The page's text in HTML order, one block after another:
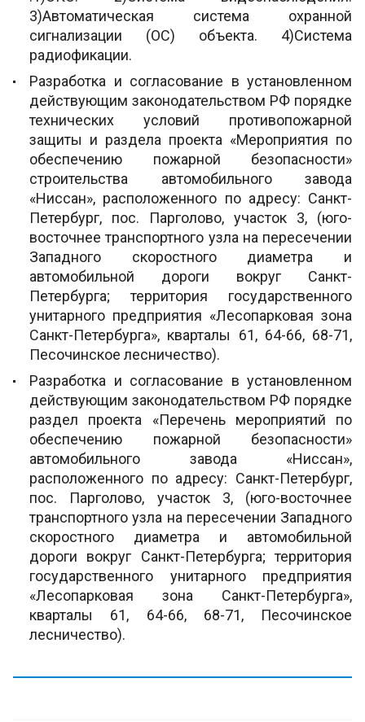
3)Автоматическая система охранной
сигнализации (ОС) объекта. 4)Система
радиофикации.
Разработка и согласование в установленном
действующим законодательством РФ порядке
технических условий противопожарной
защиты и раздела проекта «Мероприятия по
обеспечению пожарной безопасности»
строительства автомобильного завода
«Ниссан», расположенного по адресу: Санкт-
Петербург, пос. Парголово, участок 3, (юго-
восточнее транспортного узла на пересечении
Западного скоростного диаметра и
автомобильной дороги вокруг Санкт-
Петербурга; территория государственного
унитарного предприятия «Лесопарковая зона
Санкт-Петербурга», кварталы 61, 64-66, 68-71,
Песочинское лесничество).
Разработка и согласование в установленном
действующим законодательством РФ порядке
раздел проекта «Перечень мероприятий по
обеспечению пожарной безопасности»
автомобильного завода «Ниссан»,
расположенного по адресу: Санкт-Петербург,
пос. Парголово, участок 3, (юго-восточнее
транспортного узла на пересечении Западного
скоростного диаметра и автомобильной
дороги вокруг Санкт-Петербурга; территория
государственного унитарного предприятия
«Лесопарковая зона Санкт-Петербурга»,
кварталы 61, 64-66, 68-71, Песочинское
лесничество).